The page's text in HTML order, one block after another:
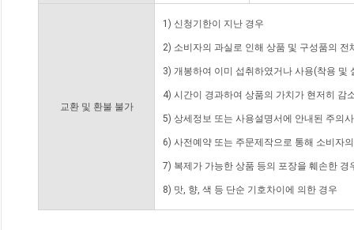
교환 및 환불 불가
1) 신청기한이 지난 경우
2) 소비자의 과실로 인해 상품 및 구성품의
3) 개봉하여 이미 섭취하였거나 사용(착용 및
4) 시간이 경과하여 상품의 가치가 현저히 감
5) 상세정보 또는 사용설명서에 안내된 주의
6) 사전예약 또는 주문제작으로 통해 소비자
7) 복제가 가능한 상품 등의 포장을 훼손한 경
8) 맛, 향, 색 등 단순 기호차이에 의한 경우